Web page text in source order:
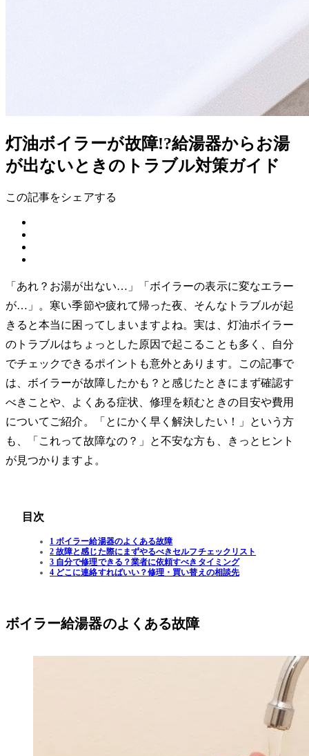
灯油ボイラーが故障!?給湯器からお湯
が出ないときのトラブル対策ガイド
この記事をシェアする
「あれ？お湯が出ない…」「ボイラーの表示に変なエラー
が…」。寒い季節や疲れて帰った夜、そんなトラブルが起
きると本当に困ってしまいますよね。実は、灯油ボイラー
のトラブルはちょっとした原因で起こることも多く、自分
でチェックできるポイントも意外とあります。この記事で
は、ボイラーが故障したかも？と感じたときにまず確認す
べきことや、よくある症状、修理を頼むときの目安や費用
についてご紹介。「とにかく早く解決したい！」という方
も、「これって故障なの？」と不安な方も、きっとヒント
が見つかりますよ。
目次
1 ボイラー給湯器のよくある故障
2 故障と感じた際にまずやるべきセルフチェックリスト
3 自分で修理できる？業者に依頼すべきタイミング
4 どこに連絡すればいい？修理・買い替えの相談先
ボイラー給湯器のよくある故障